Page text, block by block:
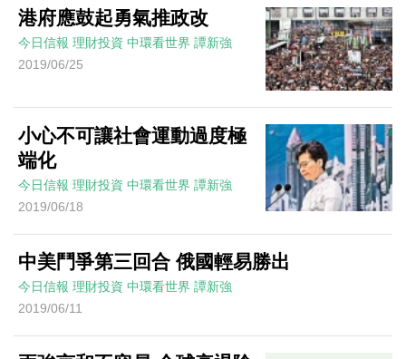
港府應鼓起勇氣推政改
今日信報 理財投資 中環看世界 譚新強
2019/06/25
小心不可讓社會運動過度極
端化
今日信報 理財投資 中環看世界 譚新強
2019/06/18
中美鬥爭第三回合 俄國輕易勝出
今日信報 理財投資 中環看世界 譚新強
2019/06/11